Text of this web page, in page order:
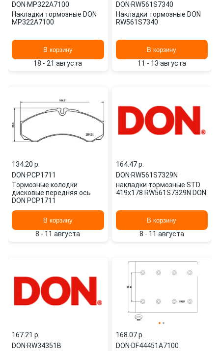
DON·MP322A7100
Накладки тормозные DON
MP322A7100
В корзину
18 - 21 августа
DON·RW561S7340
Накладки тормозные DON
RW561S7340
В корзину
11 - 13 августа
134.20 p.
DON·PCP1711
Тормозные колодки
дисковые передняя ось
DON PCP1711
В корзину
8 - 11 августа
164.47 p.
DON·RW561S7329N
накладки тормозные STD
419х178 RW561S7329N DON
В корзину
8 - 11 августа
167.21 p.
DON·RW34351B
168.07 p.
DON·DF44451A7100